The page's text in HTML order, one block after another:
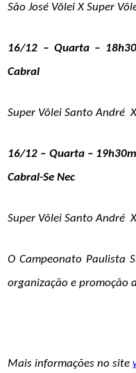
São José Vôlei X Super
16/12 – Quarta –
Cabral
Super Vôlei Santo André
16/12 – Quarta –
Cabral-Se Nec
Super Vôlei Santo André
O Campeonato Paulista
organização e promoção
Mais informações no site